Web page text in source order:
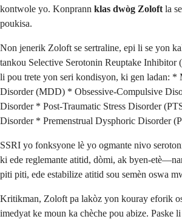
kontwole yo. Konprann klas dwòg Zoloft la
poukisa.
Non jenerik Zoloft se sertraline, epi li se yon
tankou Selective Serotonin Reuptake
li pou trete yon seri kondisyon, ki gen ladan: *
Disorder (MDD) * Obsessive-Compulsive
Disorder * Post-Traumatic Stress Disorder
Disorder * Premenstrual Dysphoric Disorder
SSRI yo fonksyone lè yo ogmante nivo
ki ede reglemante atitid, dòmi, ak byen-
piti piti, ede estabilize atitid sou semèn oswa
Kritikman, Zoloft pa lakòz yon kouray eforik
imedyat ke moun ka chèche pou abize. Paske